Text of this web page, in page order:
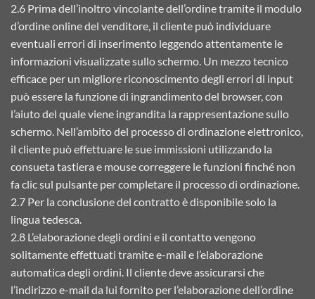
2.6 Prima dell’inoltro vincolante dell’ordine tramite il modulo
d’ordine online del venditore, il cliente può individuare
eventuali errori di inserimento leggendo attentamente le
informazioni visualizzate sullo schermo. Un mezzo tecnico
efficace per un migliore riconoscimento degli errori di input
può essere la funzione di ingrandimento del browser, con
l’aiuto del quale viene ingrandita la rappresentazione sullo
schermo. Nell’ambito del processo di ordinazione elettronico,
il cliente può effettuare le sue immissioni utilizzando la
consueta tastiera e mouse correggere le funzioni finché non
fa clic sul pulsante per completare il processo di ordinazione.
2.7 Per la conclusione del contratto è disponibile solo la
lingua tedesca.
2.8 L’elaborazione degli ordini e il contatto vengono
solitamente effettuati tramite e-mail e l’elaborazione
automatica degli ordini. Il cliente deve assicurarsi che
l’indirizzo e-mail da lui fornito per l’elaborazione dell’ordine